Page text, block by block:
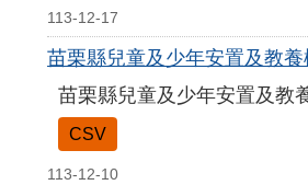
113-12-17
苗栗縣兒童及少年安置及教養
苗栗縣兒童及少年安置及教
CSV
113-12-10